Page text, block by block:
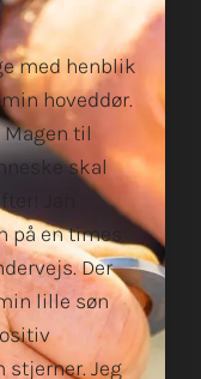
med henblik
hoveddør.
Magen til
skal
Jan
på en times
Der
lille søn
stjerner. Jeg